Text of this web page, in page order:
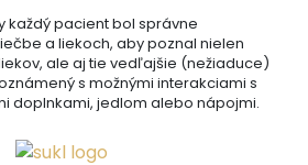
každý pacient bol správne
a liekoch, aby poznal nielen
ale aj tie vedľajšie (nežiaduce)
s možnými interakciami s
doplnkami, jedlom alebo nápojmi.